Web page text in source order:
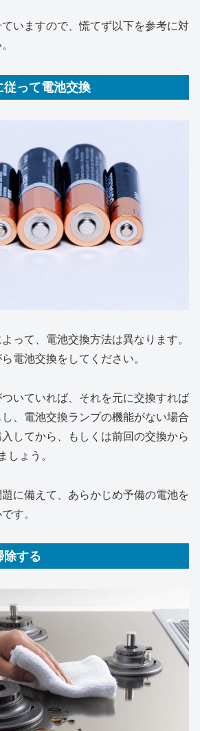
いますので、慌てず以下を参考に対
従って電池交換
って、電池交換方法は異なります。
電池交換をしてください。
いていれば、それを元に交換すれば
、電池交換ランプの機能がない場合
してから、もしくは前回の交換から
しょう。
に備えて、あらかじめ予備の電池を
す。
除する